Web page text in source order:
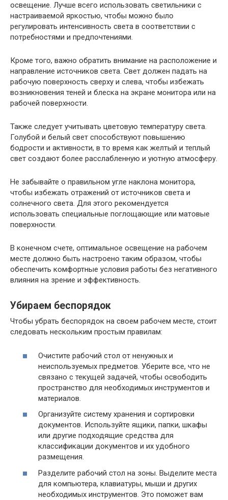
освещение. Лучше всего использовать светильники с
настраиваемой яркостью, чтобы можно было
регулировать интенсивность света в соответствии с
потребностями и предпочтениями.
Кроме того, важно обратить внимание на расположение и
направление источников света. Свет должен падать на
рабочую поверхность сверху и слева, чтобы избежать
возникновения теней и блеска на экране монитора или на
рабочей поверхности.
Также следует учитывать цветовую температуру света.
Голубой и белый свет способствуют повышению
бодрости и активности, в то время как желтый и теплый
свет создают более расслабленную и уютную атмосферу.
Не забывайте о правильном угле наклона монитора,
чтобы избежать отражений от источников света и
солнечного света. Для этого рекомендуется
использовать специальные поглощающие или матовые
поверхности.
В конечном счете, оптимальное освещение на рабочем
месте должно быть настроено таким образом, чтобы
обеспечить комфортные условия работы без негативного
влияния на зрение и эффективность.
Убираем беспорядок
Чтобы убрать беспорядок на своем рабочем месте, стоит
следовать нескольким простым правилам:
Очистите рабочий стол от ненужных и
неиспользуемых предметов. Уберите все, что не
связано с текущей задачей, чтобы освободить
пространство для необходимых инструментов и
материалов.
Организуйте систему хранения и сортировки
документов. Используйте ящики, папки, шкафы
или другие подходящие средства для
классификации документов и их удобного
размещения.
Разделите рабочий стол на зоны. Выделите места
для компьютера, клавиатуры, мыши и других
необходимых инструментов. Это поможет вам